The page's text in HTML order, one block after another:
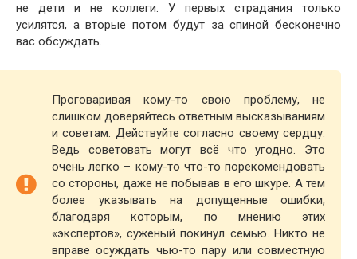
не дети и не коллеги. У первых страдания только
усилятся, а вторые потом будут за спиной бесконечно
вас обсуждать.
Проговаривая кому-то свою проблему, не
слишком доверяйтесь ответным высказываниям
и советам. Действуйте согласно своему сердцу.
Ведь советовать могут всё что угодно. Это
очень легко – кому-то что-то порекомендовать
со стороны, даже не побывав в его шкуре. А тем
более указывать на допущенные ошибки,
благодаря которым, по мнению этих
«экспертов», суженый покинул семью. Никто не
вправе осуждать чью-то пару или совместную